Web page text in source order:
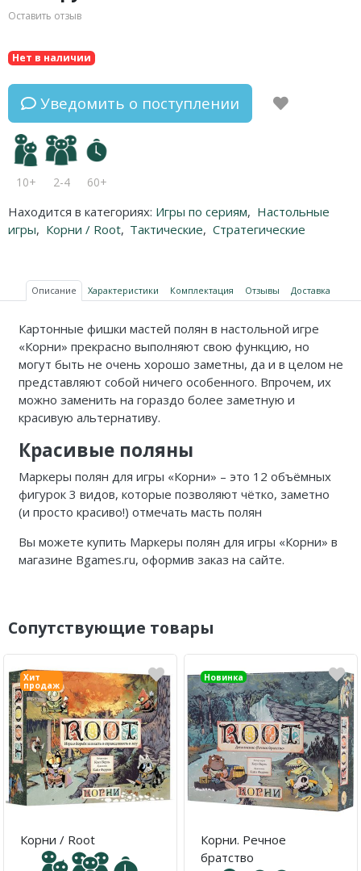
Оставить отзыв
Нет в наличии
Уведомить о поступлении
10+ 2-4 60+
Находится в категориях: Игры по сериям, Настольные
игры, Корни / Root, Тактические, Стратегические
Описание Характеристики Комплектация Отзывы Доставка
Картонные фишки мастей полян в настольной игре
«Корни» прекрасно выполняют свою функцию, но
могут быть не очень хорошо заметны, да и в целом не
представляют собой ничего особенного. Впрочем, их
можно заменить на гораздо более заметную и
красивую альтернативу.
Красивые поляны
Маркеры полян для игры «Корни» – это 12 объёмных
фигурок 3 видов, которые позволяют чётко, заметно
(и просто красиво!) отмечать масть полян
Вы можете купить Маркеры полян для игры «Корни» в
магазине Bgames.ru, оформив заказ на сайте.
Сопутствующие товары
Хит
продаж
Корни / Root
Новинка
Корни. Речное
братство